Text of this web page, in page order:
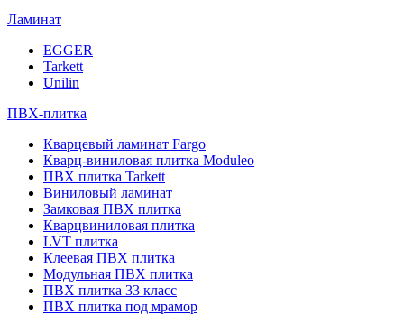
Ламинат
EGGER
Tarkett
Unilin
ПВХ-плитка
Кварцевый ламинат Fargo
Кварц-виниловая плитка Moduleo
ПВХ плитка Tarkett
Виниловый ламинат
Замковая ПВХ плитка
Кварцвиниловая плитка
LVT плитка
Клеевая ПВХ плитка
Модульная ПВХ плитка
ПВХ плитка 33 класс
ПВХ плитка под мрамор